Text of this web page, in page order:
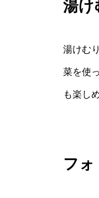
湯け
湯けむ
菜を使
も楽し
フ